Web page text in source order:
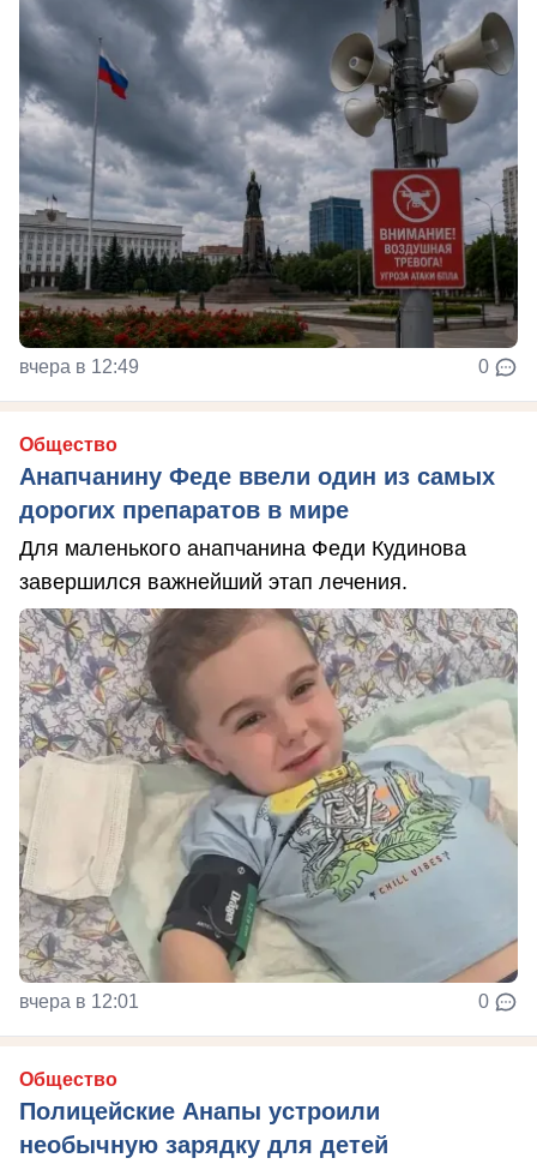
вчера в 12:49 0
Общество
Анапчанину Феде ввели один из самых
дорогих препаратов в мире
Для маленького анапчанина Феди Кудинова
завершился важнейший этап лечения.
вчера в 12:01 0
Общество
Полицейские Анапы устроили
необычную зарядку для детей